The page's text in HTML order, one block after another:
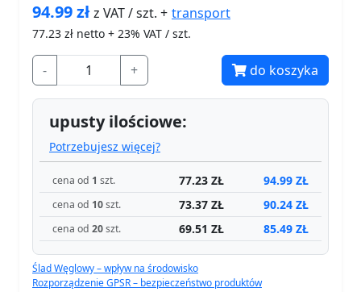
94.99złz VAT / szt. + transport
77.23 zł netto + 23% VAT / szt.
- + do koszyka
upusty ilościowe:
Potrzebujesz więcej?
cena od 1 szt. 77.23 ZŁ 94.99 ZŁ
cena od 10szt. 73.37 ZŁ 90.24 ZŁ
cena od 20szt. 69.51 ZŁ 85.49 ZŁ
Ślad Węglowy – wpływ na środowisko
Rozporządzenie GPSR – bezpieczeństwo produktów